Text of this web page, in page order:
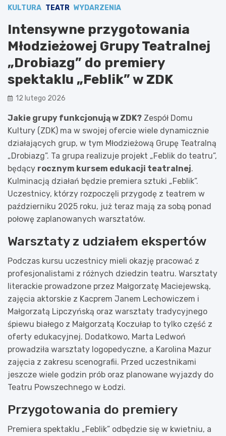
KULTURA TEATR WYDARZENIA
Intensywne przygotowania
Młodzieżowej Grupy Teatralnej
„Drobiazg” do premiery
spektaklu „Feblik” w ZDK
12 lutego 2026
Jakie grupy funkcjonują w ZDK? Zespół Domu
Kultury (ZDK) ma w swojej ofercie wiele dynamicznie
działających grup, w tym Młodzieżową Grupę Teatralną
„Drobiazg”. Ta grupa realizuje projekt „Feblik do teatru”,
będący rocznym kursem edukacji teatralnej.
Kulminacją działań będzie premiera sztuki „Feblik”.
Uczestnicy, którzy rozpoczęli przygodę z teatrem w
październiku 2025 roku, już teraz mają za sobą ponad
połowę zaplanowanych warsztatów.
Warsztaty z udziałem ekspertów
Podczas kursu uczestnicy mieli okazję pracować z
profesjonalistami z różnych dziedzin teatru. Warsztaty
literackie prowadzone przez Małgorzatę Maciejewską,
zajęcia aktorskie z Kacprem Janem Lechowiczem i
Małgorzatą Lipczyńską oraz warsztaty tradycyjnego
śpiewu białego z Małgorzatą Koczułap to tylko część z
oferty edukacyjnej. Dodatkowo, Marta Ledwoń
prowadziła warsztaty logopedyczne, a Karolina Mazur
zajęcia z zakresu scenografii. Przed uczestnikami
jeszcze wiele godzin prób oraz planowane wyjazdy do
Teatru Powszechnego w Łodzi.
Przygotowania do premiery
Premiera spektaklu „Feblik” odbędzie się w kwietniu, a